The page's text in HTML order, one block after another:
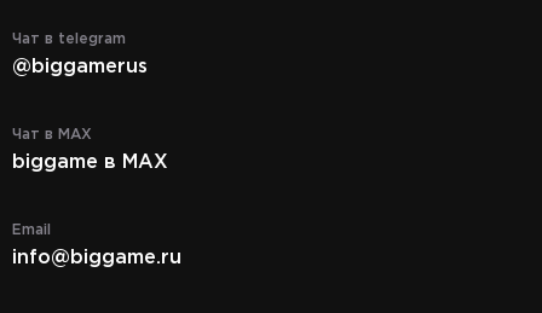
Чат в telegram
@biggamerus
Чат в MAX
biggame в MAX
Email
info@biggame.ru